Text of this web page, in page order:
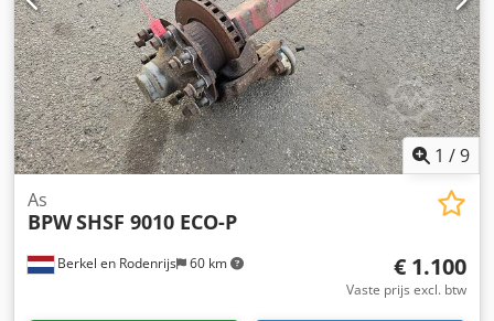
1 /9
Berkel en Rodenrijs 60 km
As
BPWSHSF 9010 ECO-P
€ 1.100
Vaste prijs excl. btw